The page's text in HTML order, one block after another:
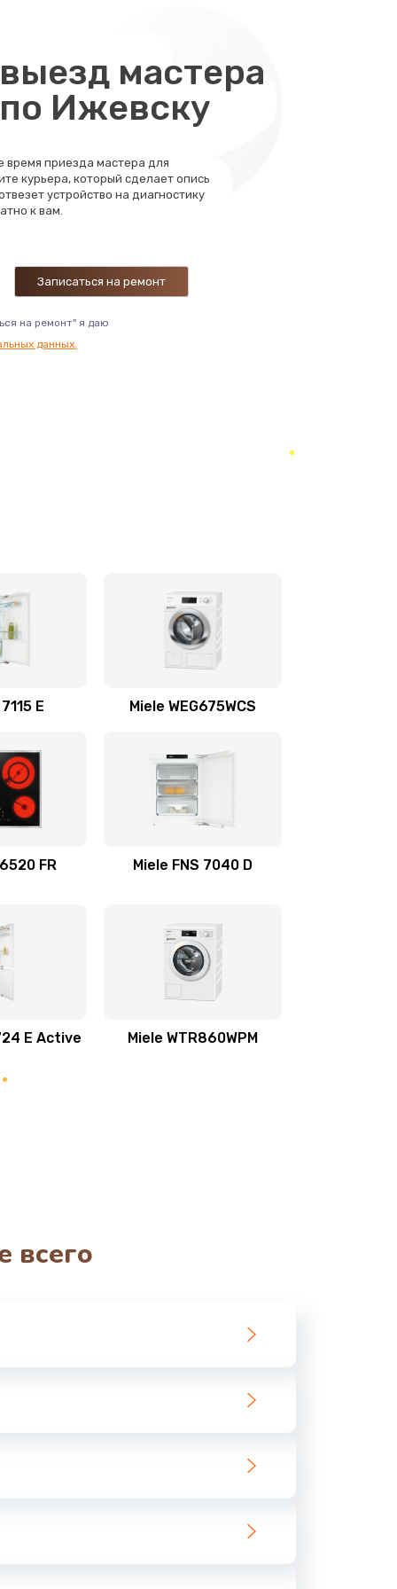
мастера
Ижевску
время приезда мастера для
курьера, который сделает опись
устройство на диагностику
к вам.
на ремонт" я даю
данных.
E Miele WEG675WCS
FR Miele FNS 7040 D
E Active Miele WTR860WPM
всего